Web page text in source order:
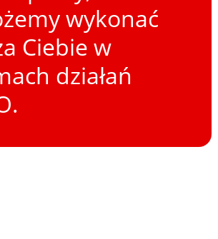
wykonać
Ciebie w
działań